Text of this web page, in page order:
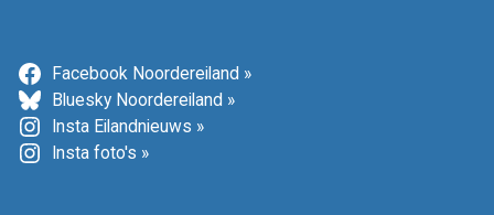
Facebook Noordereiland »
Bluesky Noordereiland »
Insta Eilandnieuws »
Insta foto's »